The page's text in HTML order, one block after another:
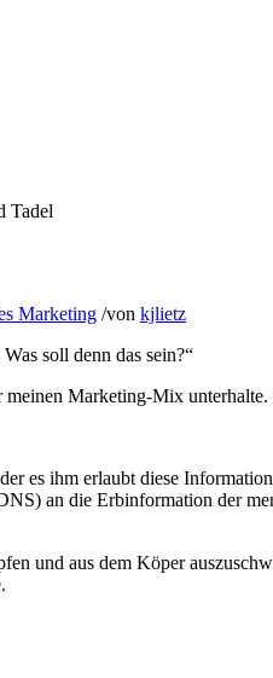
Tadel
Marketing /von kjlietz
soll denn das sein?“
Marketing-Mix
es ihm erlaubt diese
an die Erbinformation der
und aus dem Köper